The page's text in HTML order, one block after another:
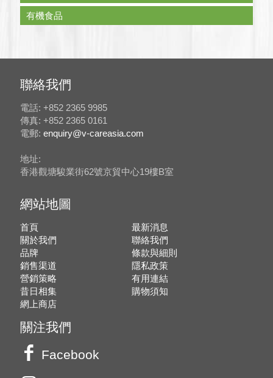
有機食品
聯絡我們
電話: +852 2365 9985
傳真: +852 2365 0161
電郵: enquiry@v-careasia.com
地址:
香港觀塘駿業街62號京貿中心19樓B室
網站地圖
首頁
關於我們
品牌
銷售渠道
營銷策略
昔日相集
網上商店
最新消息
聯絡我們
條款與細則
隱私政策
有用連結
購物須知
關注我們
Facebook